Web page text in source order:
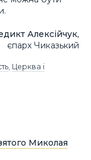
Алексійчук,
єпарх Чиказький
Церква і
Миколая